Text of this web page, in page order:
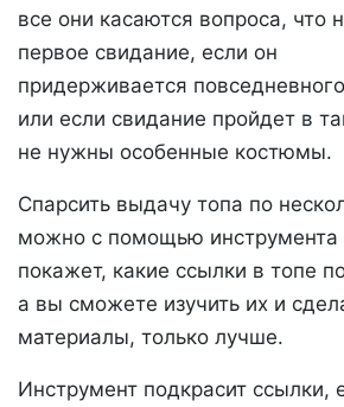
все они касаются вопроса, что
первое свидание, если он
придерживается
или если свидание пройдет в
не нужны особенные костюмы.
Спарсить выдачу топа по
можно с помощью инструмента
покажет, какие ссылки в топе
а вы сможете изучить их и
материалы, только лучше.
Инструмент подкрасит ссылки,